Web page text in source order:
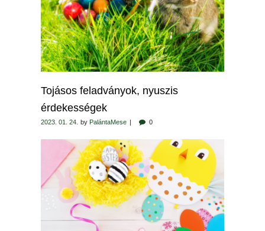
Tojásos feladványok, nyuszis
érdekességek
2023. 01. 24. by PalántaMese 0